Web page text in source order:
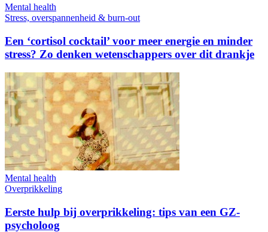
Mental health
Stress, overspannenheid & burn-out
Een ‘cortisol cocktail’ voor meer energie en minder
stress? Zo denken wetenschappers over dit drankje
Mental health
Overprikkeling
Eerste hulp bij overprikkeling: tips van een GZ-
psycholoog